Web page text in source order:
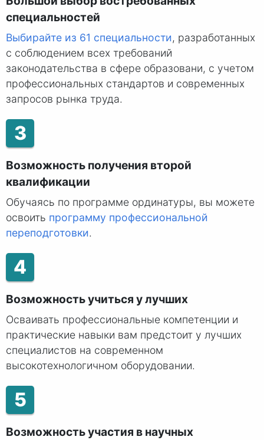
специальностей
Выбирайте из 61 специальности, разработанных
с соблюдением всех требований
законодательства в сфере образовани, с учетом
профессиональных стандартов и современных
запросов рынка труда.
3
Возможность получения второй
квалификации
Обучаясь по программе ординатуры, вы можете
освоить программу профессиональной
переподготовки.
4
Возможность учиться у лучших
Осваивать профессиональные компетенции и
практические навыки вам предстоит у лучших
специалистов на современном
высокотехнологичном оборудовании.
5
Возможность участия в научных